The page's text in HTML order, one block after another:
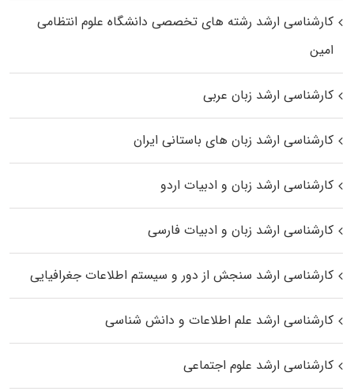
کارشناسی ارشد رﺷﺘﻪ ﻫﺎی تخصصی داﻧﺸﮕﺎه ﻋﻠﻮم انتظامی
اﻣﻴﻦ
کارشناسی ارشد زبان عربی
کارشناسی ارشد زبان‌ های باستانی ایران
کارشناسی ارشد زبان و ادبیات اردو
کارشناسی ارشد زبان و ادبیات فارسی
کارشناسی ارشد سنجش از دور و سیستم اطلاعات جغرافیایی
کارشناسی ارشد علم اطلاعات و دانش شناسی
کارشناسی ارشد علوم اجتماعی